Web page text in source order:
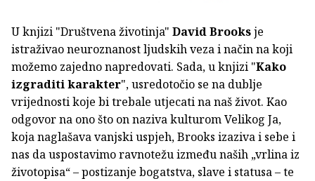
U knjizi "Društvena životinja" David Brooksje
istraživao neuroznanost ljudskih veza i način na koji
možemo zajedno napredovati. Sada, u knjizi "Kako
izgraditi karakter", usredotočio se na dublje
vrijednosti koje bi trebale utjecati na naš život. Kao
odgovor na ono što on naziva kulturom Velikog Ja,
koja naglašava vanjski uspjeh, Brooks izaziva i sebe i
nas da uspostavimo ravnotežu između naših „vrlina iz
životopisa“ – postizanje bogatstva, slave i statusa – te